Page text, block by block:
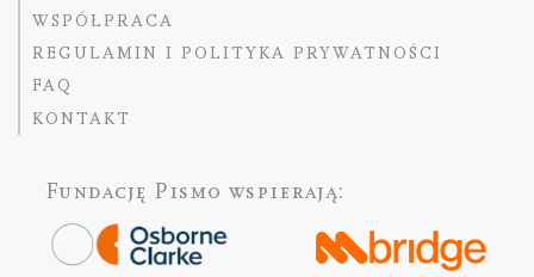
WSPÓŁPRACA
REGULAMIN I POLITYKA PRYWATNOŚCI
FAQ
KONTAKT
Fundację Pismo wspierają: